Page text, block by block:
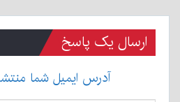
ارسال یک پاسخ
آدرس ایمیل شما